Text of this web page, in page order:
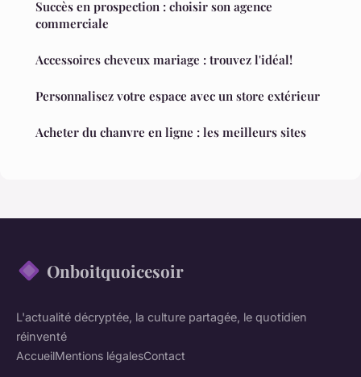
Succès en prospection : choisir son agence
commerciale
Accessoires cheveux mariage : trouvez l'idéal!
Personnalisez votre espace avec un store extérieur
Acheter du chanvre en ligne : les meilleurs sites
Onboitquoicesoir
L'actualité décryptée, la culture partagée, le quotidien
réinventé
AccueilMentions légalesContact